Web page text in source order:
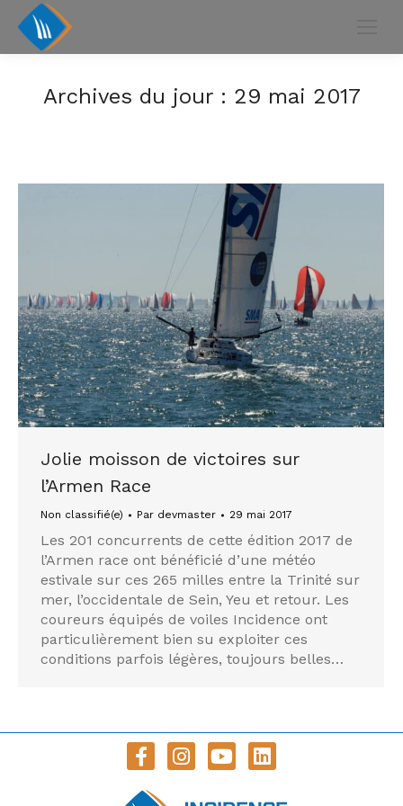
Archives du jour : 29 mai 2017
Jolie moisson de victoires sur
l’Armen Race
Non classifié(e) Par devmaster 29 mai 2017
Les 201 concurrents de cette édition 2017 de
l’Armen race ont bénéficié d’une météo
estivale sur ces 265 milles entre la Trinité sur
mer, l’occidentale de Sein, Yeu et retour. Les
coureurs équipés de voiles Incidence ont
particulièrement bien su exploiter ces
conditions parfois légères, toujours belles…